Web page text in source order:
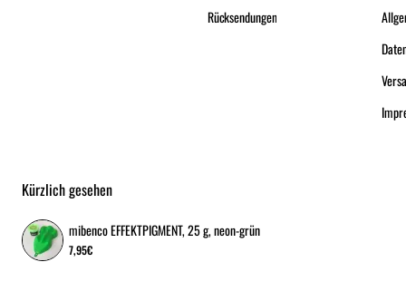
Rücksendungen
Kürzlich gesehen
mibenco EFFEKTPIGMENT, 25 g, neon-grün
7,95€